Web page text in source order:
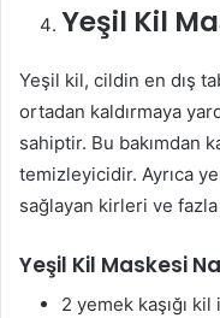
Yeşil Kil
Yeşil kil, cildin en dış
ortadan kaldırmaya
sahiptir. Bu bakımdan
temizleyicidir. Ayrıca
sağlayan kirleri ve fazla
Yeşil Kil Maskesi
2 yemek kaşığı